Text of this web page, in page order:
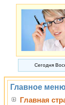
Сегодня
Главное меню
Главная